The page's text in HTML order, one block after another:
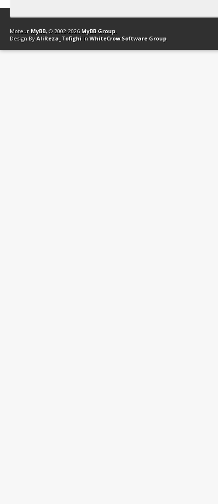
Contact Club Affiliation Retourner en haut Version bas-débit
Moteur MyBB, © 2002-2026 MyBB Group.
Design By AliReza_Tofighi In WhiteCrow Software Group.